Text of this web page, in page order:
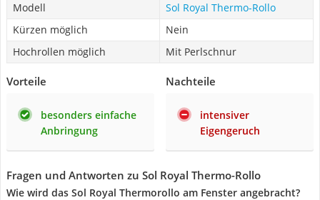
Modell
Sol Royal Thermo-Rollo
Kürzen möglich
Nein
Hochrollen möglich
Mit Perlschnur
Vorteile
besonders einfache
Anbringung
Nachteile
intensiver
Eigengeruch
Fragen und Antworten zu Sol Royal Thermo-Rollo
Wie wird das Sol Royal Thermorollo am Fenster angebracht?